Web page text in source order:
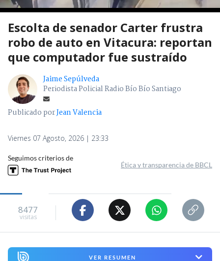
Escolta de senador Carter frustra
robo de auto en Vitacura: reportan
que computador fue sustraído
Jaime Sepúlveda
Periodista Policial Radio Bío Bío Santiago
Publicado porJean Valencia
Viernes 07 Agosto, 2026 | 23:33
Seguimos criterios de
Ética y transparencia de BBCL
8477
visitas
VER RESUMEN